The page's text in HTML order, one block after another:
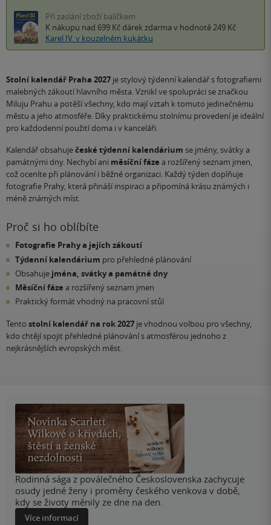
Při zaslání zboží balíčkem
K nákupu nad 699 Kč dárek zdarma v hodnotě 249 Kč
Karel IV. v kouzelném kukátku
Stolní kalendář Praha 2027 je stylový týdenní kalendář s fotografiemi
malebných zákoutí hlavního města. Vznikl ve spolupráci se značkou
Miluju Prahu a potěší všechny, kdo mají vztah k tomuto jedinečnému
městu a jeho atmosféře. Díky praktickému stolnímu provedení je ideální
pro každodenní použití doma i v kanceláři.
Kalendář obsahuječeské týdenní kalendárium se jmény, svátky a
památnými dny. Nechybí ani měsíční fáze a rozšířený seznam jmen,
což oceníte při plánování i běžné organizaci. Každý týden doplňuje
fotografie Prahy, která přináší inspiraci a připomíná krásu známých i
méně známých míst.
Proč si ho oblíbíte
Fotografie Prahy a jejích zákoutí
Týdenní kalendárium pro přehledné plánování
Obsahuje jména, svátky a památné dny
Měsíční fáze a rozšířený seznam jmen
Praktický formát vhodný na pracovní stůl
Tento stolní kalendář na rok 2027 je vhodnou volbou pro všechny,
kdo chtějí spojit přehledné plánování s atmosférou jednoho z
nejkrásnějších evropských měst.
Rodinná sága z poválečného Československa zachycuje
osudy jedné ženy i proměny českého venkova v době,
kdy se životy měnily ze dne na den.
Více informací